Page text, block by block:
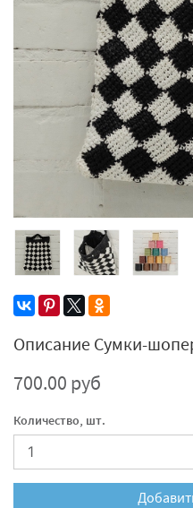
Описание Сумки-
700.00 руб
Количество, шт.